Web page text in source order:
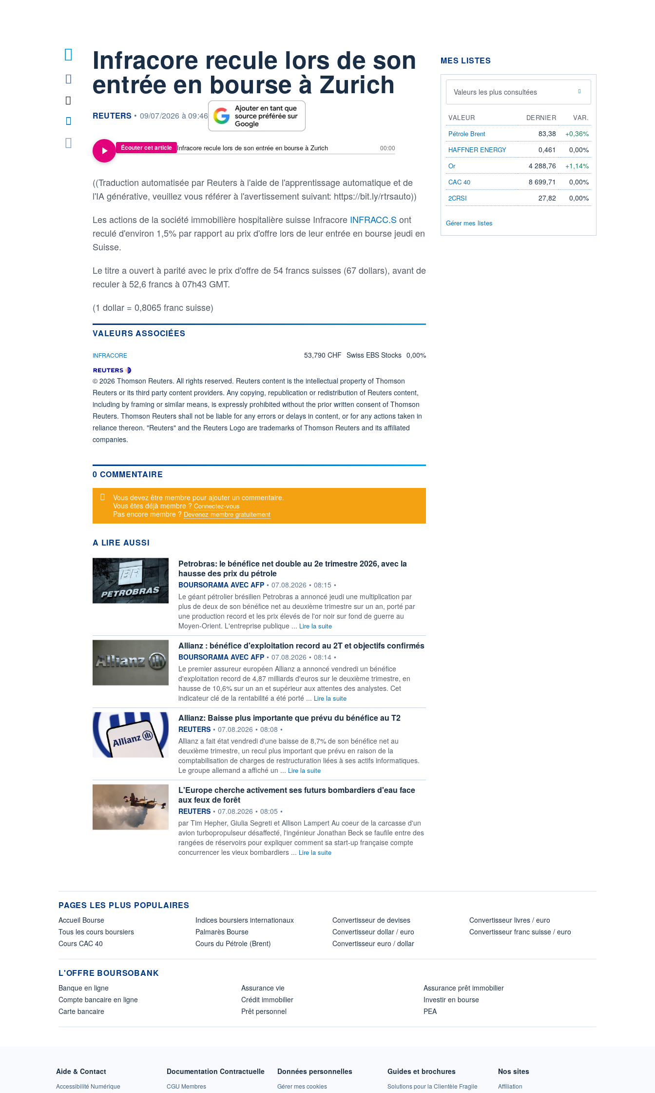
Infracore recule lors de son
entrée en bourse à Zurich
information fournie par
REUTERS • 09/07/2026 à 09:46
Écouter cet article Infracore recule lors de son entrée en bourse à Zurich 00:00
((Traduction automatisée par Reuters à l'aide de l'apprentissage automatique et de
l'IA générative, veuillez vous référer à l'avertissement suivant: https://bit.ly/rtrsauto))
Les actions de la société immobilière hospitalière suisse Infracore INFRACC.S ont
reculé d'environ 1,5% par rapport au prix d'offre lors de leur entrée en bourse jeudi en
Suisse.
Le titre a ouvert à parité avec le prix d'offre de 54 francs suisses (67 dollars), avant de
reculer à 52,6 francs à 07h43 GMT.
(1 dollar = 0,8065 franc suisse)
VALEURS ASSOCIÉES
INFRACORE 53,790 CHF Swiss EBS Stocks 0,00%
© 2026 Thomson Reuters. All rights reserved. Reuters content is the intellectual property of Thomson
Reuters or its third party content providers. Any copying, republication or redistribution of Reuters content,
including by framing or similar means, is expressly prohibited without the prior written consent of Thomson
Reuters. Thomson Reuters shall not be liable for any errors or delays in content, or for any actions taken in
reliance thereon. "Reuters" and the Reuters Logo are trademarks of Thomson Reuters and its affiliated
companies.
0 COMMENTAIRE
Message d'alerte
Vous devez être membre pour ajouter un commentaire.
Vous êtes déjà membre ? Connectez-vous
Pas encore membre ? Devenez membre gratuitement
A LIRE AUSSI
Petrobras: le bénéfice net double au 2e trimestre 2026, avec la
hausse des prix du pétrole
information fournie par
BOURSORAMA AVEC AFP • 07.08.2026 • 08:15 •
Le géant pétrolier brésilien Petrobras a annoncé jeudi une multiplication par
plus de deux de son bénéfice net au deuxième trimestre sur un an, porté par
une production record et les prix élevés de l'or noir sur fond de guerre au
Moyen-Orient. L'entreprise publique ... Lire la suite
Allianz : bénéfice d'exploitation record au 2T et objectifs confirmés
information fournie par
BOURSORAMA AVEC AFP • 07.08.2026 • 08:14 •
Le premier assureur européen Allianz a annoncé vendredi un bénéfice
d'exploitation record de 4,87 milliards d'euros sur le deuxième trimestre, en
hausse de 10,6% sur un an et supérieur aux attentes des analystes. Cet
indicateur clé de la rentabilité a été porté ... Lire la suite
Allianz: Baisse plus importante que prévu du bénéfice au T2
information fournie par
REUTERS • 07.08.2026 • 08:08 •
Allianz ‌a fait état vendredi d'une baisse de ​8,7% de son bénéfice net au
deuxième trimestre, un recul plus important que prévu ​en raison de la
comptabilisation de charges de ​restructuration liées à ses ⁠actifs informatiques.
Le groupe allemand a affiché ‌un ... Lire la suite
L'Europe cherche activement ses futurs bombardiers d'eau face
aux feux de forêt
information fournie par
REUTERS • 07.08.2026 • 08:05 •
par Tim Hepher, Giulia Segreti et Allison Lampert Au coeur de la carcasse d'un
avion turbopropulseur désaffecté, l'ingénieur Jonathan ‌Beck se faufile entre des
rangées de réservoirs pour expliquer comment sa start-up française compte
concurrencer les vieux bombardiers ... Lire la suite
MES LISTES
Valeurs les plus consultées
VALEUR DERNIER
VAR.
Pétrole Brent
83,38 +0,36%
HAFFNER ENERGY 0,461 0,00%
Or 4 288,76 +1,14%
CAC 40 8 699,71 0,00%
2CRSI 27,82 0,00%
Gérer mes listes
PAGES LES PLUS POPULAIRES
Accueil Bourse
Tous les cours boursiers
Cours CAC 40
Indices boursiers internationaux
Palmarès Bourse
Cours du Pétrole (Brent)
Convertisseur de devises
Convertisseur dollar / euro
Convertisseur euro / dollar
Convertisseur livres / euro
Convertisseur franc suisse / euro
L'OFFRE BOURSOBANK
Banque en ligne
Compte bancaire en ligne
Carte bancaire
Assurance vie
Crédit immobilier
Prêt personnel
Assurance prêt immobilier
Investir en bourse
PEA
Aide & Contact
Accessibilité Numérique
Documentation Contractuelle
CGU Membres
Données personnelles
Gérer mes cookies
Guides et brochures
Solutions pour la Clientèle Fragile
Nos sites
Affiliation